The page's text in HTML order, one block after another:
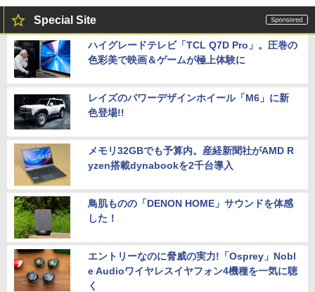
Special Site
ハイグレードテレビ「TCL Q7D Pro」。圧巻の
色彩美で映画＆ゲームが極上体験に
レイズのパワーデザインホイール「M6」に新
色登場!!
メモリ32GBでも予算内。産経新聞社がAMD R
yzen搭載dynabookを2千台導入
鳥肌ものの「DENON HOME」サウンドを体感
した！
エントリーなのに脅威の実力!「Osprey」Nobl
e Audioワイヤレスイヤフォン4機種を一気に聴
く